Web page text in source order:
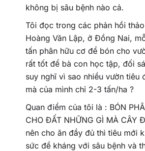
không bị sâu bệnh nào cả.
Tôi đọc trong các phản hồi
Hoàng Văn Lập, ở Đồng Nai,
tấn phân hữu cơ để bón cho
rất tốt để bà con học tập, đối
suy nghĩ vì sao nhiều vườn tiêu
mà của mình chỉ 2-3 tấn/ha ?
Quan điểm của tôi là : BÓN
CHO ĐẤT NHỮNG GÌ MÀ CÂY
nên cho ăn đầy đủ thì tiêu mới
sức đề kháng với sâu bệnh và